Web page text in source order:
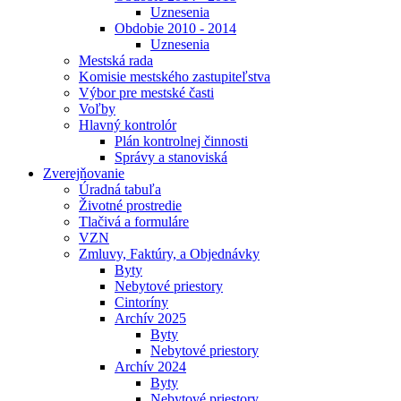
Uznesenia
Obdobie 2010 - 2014
Uznesenia
Mestská rada
Komisie mestského zastupiteľstva
Výbor pre mestské časti
Voľby
Hlavný kontrolór
Plán kontrolnej činnosti
Správy a stanoviská
Zverejňovanie
Úradná tabuľa
Životné prostredie
Tlačivá a formuláre
VZN
Zmluvy, Faktúry, a Objednávky
Byty
Nebytové priestory
Cintoríny
Archív 2025
Byty
Nebytové priestory
Archív 2024
Byty